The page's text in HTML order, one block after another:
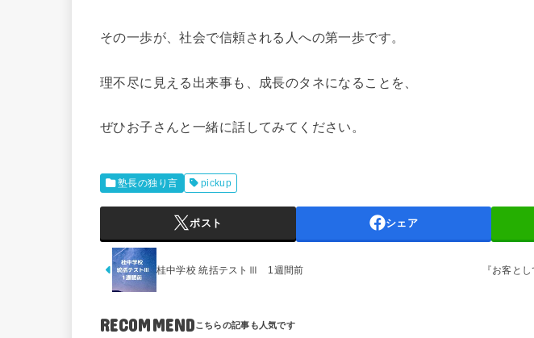
その一歩が、社会で信頼される人への第一歩です。
理不尽に見える出来事も、成長のタネになることを、
ぜひお子さんと一緒に話してみてください。
塾長の独り言 pickup
ポスト シェア
桂中学校 統括テストⅢ 1週間前 『お客と
RECOMMEND